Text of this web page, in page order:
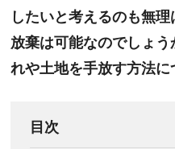
したいと考えるのも無
放棄は可能なのでしょ
れや土地を手放す方法に
目次